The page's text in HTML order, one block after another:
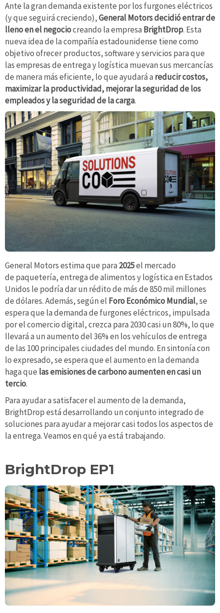
Ante la gran demanda existente por los furgones eléctricos
(y que seguirá creciendo),General Motorsdecidió entrar de
lleno en el negociocreando la empresa BrightDrop. Esta
nueva idea de la compañía estadounidense tiene como
objetivo ofrecer productos, software y servicios para que
las empresas de entrega y logística muevan sus mercancías
de manera más eficiente, lo que ayudará a reducir costos,
maximizar la productividad, mejorar la seguridad de los
empleados y la seguridad de la carga.
General Motors estima que para 2025el mercado
de paquetería, entrega de alimentos y logística en Estados
Unidos le podría dar un rédito de más de 850 mil millones
de dólares. Además, según el Foro Económico Mundial, se
espera que la demanda de furgones eléctricos, impulsada
por el comercio digital, crezca para 2030 casi un 80%, lo que
llevará a un aumento del 36% en los vehículos de entrega
de las 100 principales ciudades del mundo. En sintonía con
lo expresado, se espera que el aumentoen la demanda
haga que las emisiones de carbono aumenten en casi un
tercio.
Para ayudar a satisfacer el aumento de la demanda,
BrightDrop está desarrollando un conjunto integrado de
soluciones para ayudar a mejorar casi todos los aspectos de
la entrega. Veamos en qué ya está trabajando.
BrightDrop EP1